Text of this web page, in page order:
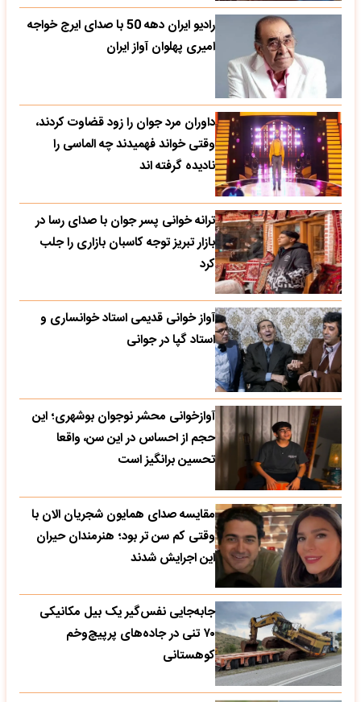
رادیو ایران دهه 50 با صدای ایرج خواجه
امیری پهلوان آواز ایران
داوران مرد جوان را زود قضاوت کردند،
وقتی خواند فهمیدند چه الماسی را
نادیده گرفته اند
ترانه خوانی پسر جوان با صدای رسا در
بازار تبریز توجه کاسبان بازاری را جلب
کرد
آواز خوانی قدیمی استاد خوانساری و
استاد گپا در جوانی
آوازخوانی محشر نوجوان بوشهری؛ این
حجم از احساس در این سن، واقعا
تحسین‌ برانگیز است
مقایسه صدای همایون شجریان الان با
وقتی کم سن تر بود؛ هنرمندان حیران
این اجرایش شدند
جابه‌جایی نفس‌گیر یک بیل مکانیکی
۷۰ تنی در جاده‌های پرپیچ‌وخم
کوهستانی